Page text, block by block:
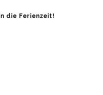
die Ferienzeit!